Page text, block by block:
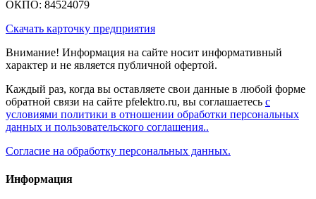
ОКПО: 84524079
Скачать карточку предприятия
Внимание! Информация на сайте носит информативный
характер и не является публичной офертой.
Каждый раз, когда вы оставляете свои данные в любой форме
обратной связи на сайте pfelektro.ru, вы соглашаетесь с
условиями политики в отношении обработки персональных
данных и пользовательского соглашения..
Согласие на обработку персональных данных.
Информация